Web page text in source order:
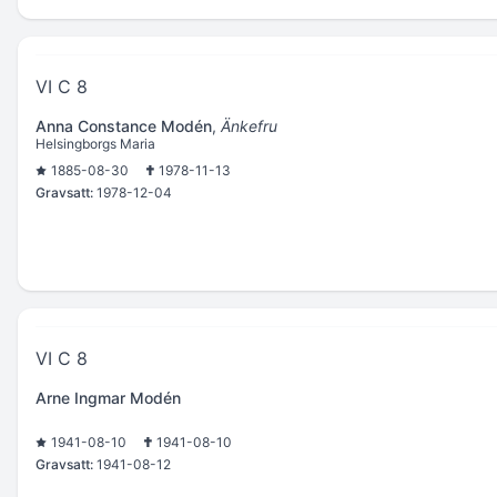
VI C 8
Anna Constance Modén, Änkefru
Helsingborgs Maria
1885-08-30
1978-11-13
Gravsatt: 1978-12-04
VI C 8
Arne Ingmar Modén
1941-08-10
1941-08-10
Gravsatt: 1941-08-12